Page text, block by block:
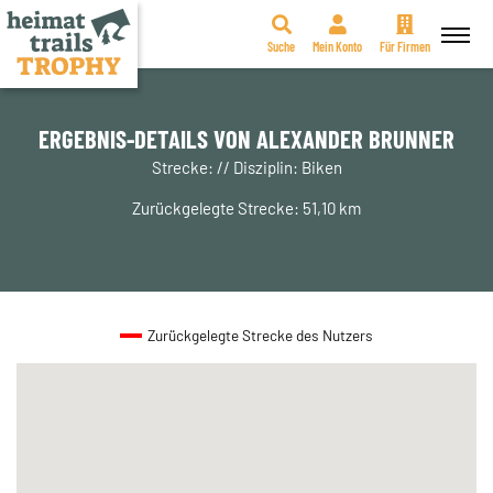
Zum
springen
Suche Mein Konto Für Firmen
ERGEBNIS-DETAILS VON ALEXANDER BRUNNER
Strecke: // Disziplin: Biken
Zurückgelegte Strecke: 51,10 km
Zurückgelegte Strecke des Nutzers